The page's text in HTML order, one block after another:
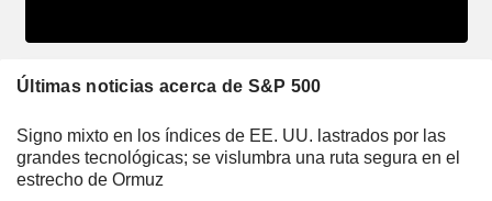
Últimas noticias acerca de S&P 500
Signo mixto en los índices de EE. UU. lastrados por las
grandes tecnológicas; se vislumbra una ruta segura en el
estrecho de Ormuz